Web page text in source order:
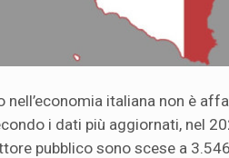
nell’economia italiana non è
i dati più aggiornati, nel
pubblico sono scese a